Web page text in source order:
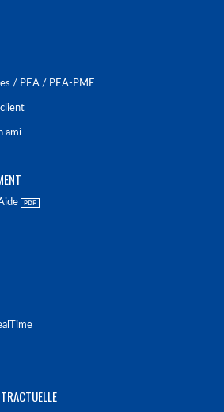
/ PEA / PEA-PME
ami